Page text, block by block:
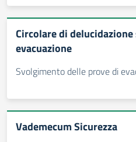
Circolare di
evacuazione
Svolgimento delle prove di
Vademecum Sicurezza